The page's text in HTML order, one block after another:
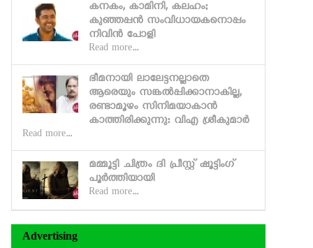
കനകം, കാമിനി, കലഹം;
കുഞ്ഞപ്പന്‍ സംവിധായകനൊപ്പം
നിവിന്‍ പോളി
Read more...
ഭീമനായി ലാലേട്ടനല്ലാതെ
ആരെയും സങ്കല്‍പ്പിക്കാനാകില്ല,
രണ്ടാമൂഴം സിനിമയാകാന്‍
കാത്തിരിക്കുന്നു: വിഎ ശ്രീകുമാര്‍
Read more...
മമ്മൂട്ടി ചിത്രം ദി പ്രീസ്റ്റ് ഷൂട്ടിംഗ്
പൂര്‍ത്തിയായി
Read more...
Advertising